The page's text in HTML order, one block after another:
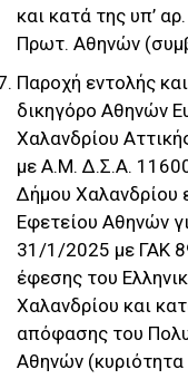
και κατά της υπ’
Πρωτ. Αθηνών
Παροχή εντολής
δικηγόρο Αθηνών
Χαλανδρίου
με Α.Μ. Δ.Σ.Α.
Δήμου Χαλανδρίου
Εφετείου Αθηνών
31/1/2025 με ΓΑΚ
έφεσης του
Χαλανδρίου και
απόφασης του
Αθηνών (κυριότητα